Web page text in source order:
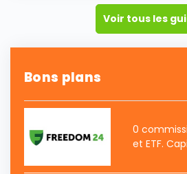
Voir tous les
Bons plans
0
et ETF.